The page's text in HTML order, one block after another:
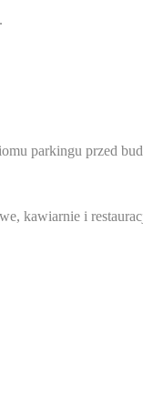
parkingu przed
kawiarnie i